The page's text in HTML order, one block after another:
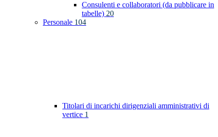
Consulenti e collaboratori (da pubblicare in
tabelle) 20
Personale 104
Titolari di incarichi dirigenziali amministrativi di
vertice 1